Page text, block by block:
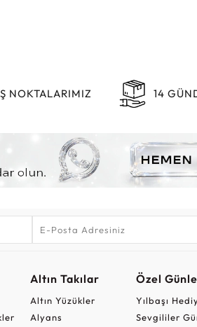
NOKTALARIMIZ 14
Altın Takılar
Altın Yüzükler
Alyans
Özel
Yılbaşı
Sevgililer